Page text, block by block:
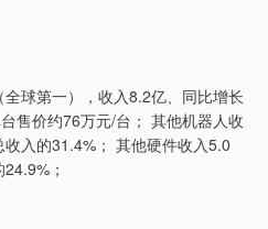
球第一），收入8.2亿、同比增长
售价约76万元/台； 其他机器人收
入的31.4%； 其他硬件收入5.0
；